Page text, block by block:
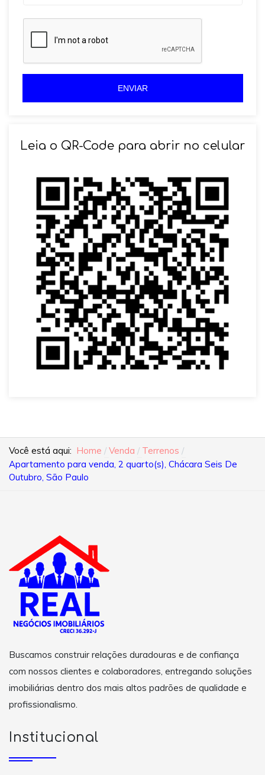
i
5
5
ENVIAR
Leia o QR-Code para abrir no celular
Você está aqui: Home Venda
Terrenos
Apartamento para venda, 2 quarto(s), Chácara Seis De
Outubro, São Paulo
Buscamos construir relações duradouras e de confiança
com nossos clientes e colaboradores, entregando soluções
imobiliárias dentro dos mais altos padrões de qualidade e
profissionalismo.
Institucional